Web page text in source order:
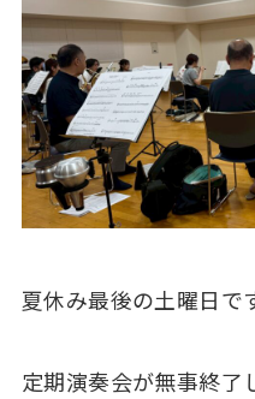
夏休み最後の土曜日で
定期演奏会が無事終了